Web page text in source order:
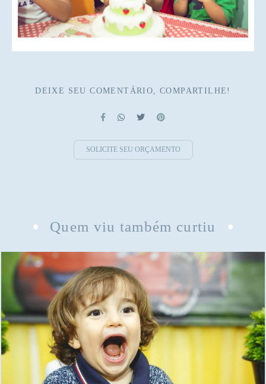
DEIXE SEU COMENTÁRIO, COMPARTILHE!
SOLICITE SEU ORÇAMENTO
Quem viu também curtiu